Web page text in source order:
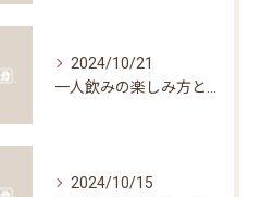
2024/10/21
2024/10/15